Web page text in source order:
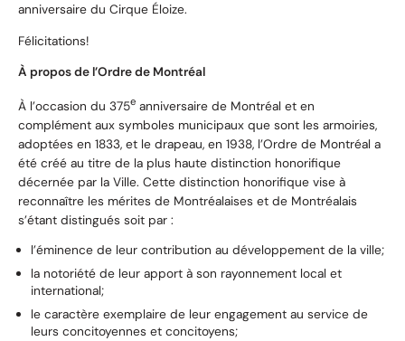
anniversaire du Cirque Éloize.
Félicitations!
À propos de l’Ordre de Montréal
À l’occasion du 375e anniversaire de Montréal et en
complément aux symboles municipaux que sont les armoiries,
adoptées en 1833, et le drapeau, en 1938, l’Ordre de Montréal a
été créé au titre de la plus haute distinction honorifique
décernée par la Ville. Cette distinction honorifique vise à
reconnaître les mérites de Montréalaises et de Montréalais
s’étant distingués soit par :
l’éminence de leur contribution au développement de la ville;
la notoriété de leur apport à son rayonnement local et
international;
le caractère exemplaire de leur engagement au service de
leurs concitoyennes et concitoyens;